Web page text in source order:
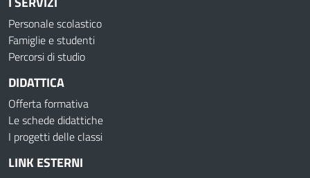
Personale scolastico
Famiglie e studenti
Percorsi di studio
DIDATTICA
Offerta formativa
Le schede didattiche
I progetti delle classi
LINK ESTERNI